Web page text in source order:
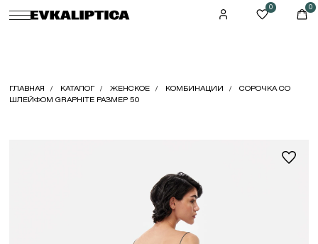
0 0
ГЛАВНАЯ КАТАЛОГ ЖЕНСКОЕ КОМБИНАЦИИ
СОРОЧКА СО
ШЛЕЙФОМ GRAPHITE РАЗМЕР 50